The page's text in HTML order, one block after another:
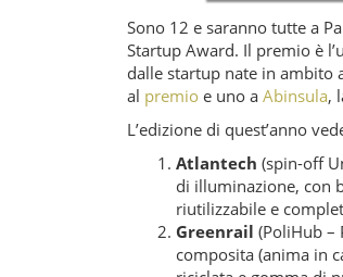
Sono 12 e saranno tutte a
Startup Award. Il premio è
dalle startup nate in ambito
al premio e uno a Abinsula,
L’edizione di quest’anno
Atlantech (spin-off
di illuminazione, con
riutilizzabile e
Greenrail (PoliHub –
composita (anima in